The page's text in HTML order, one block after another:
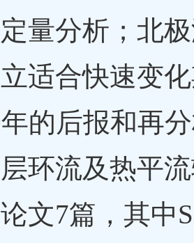
量分析；北
适合快速变
的后报和再
环流及热平
文7篇，其中